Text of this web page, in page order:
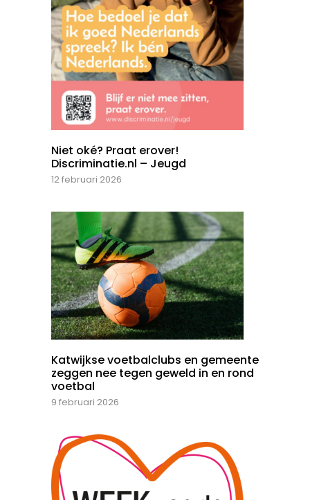
Niet oké? Praat erover!
Discriminatie.nl – Jeugd
12 februari 2026
Katwijkse voetbalclubs en gemeente
zeggen nee tegen geweld in en rond
voetbal
9 februari 2026